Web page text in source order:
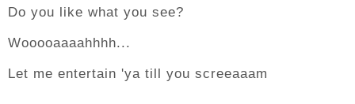
Do you like what you see?
Wooooaaaahhhh...
Let me entertain 'ya till you screeaaam